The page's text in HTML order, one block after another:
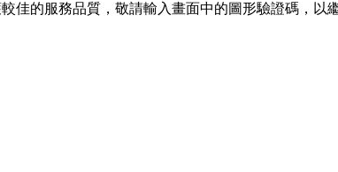
佳的服務品質，敬請輸入畫面中的圖形驗證碼，以